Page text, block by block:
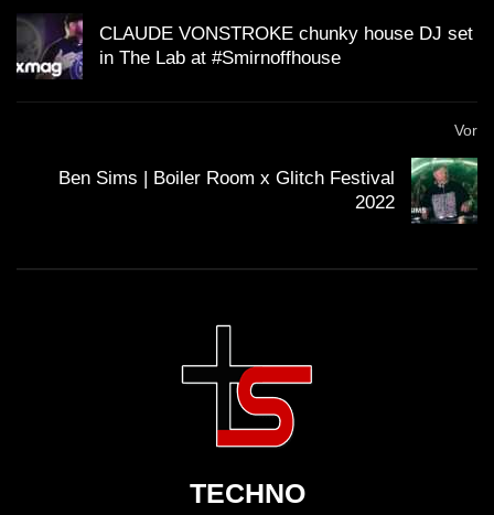
CLAUDE VONSTROKE chunky house DJ set
in The Lab at #Smirnoffhouse
Vor
Ben Sims | Boiler Room x Glitch Festival
2022
TECHNO